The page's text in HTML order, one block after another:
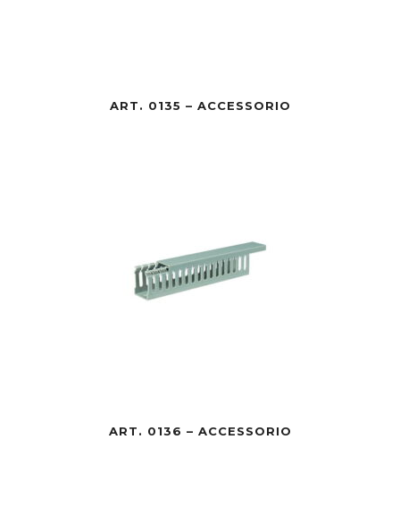
ART. 0135 – ACCESSORIO
ART. 0136 – ACCESSORIO